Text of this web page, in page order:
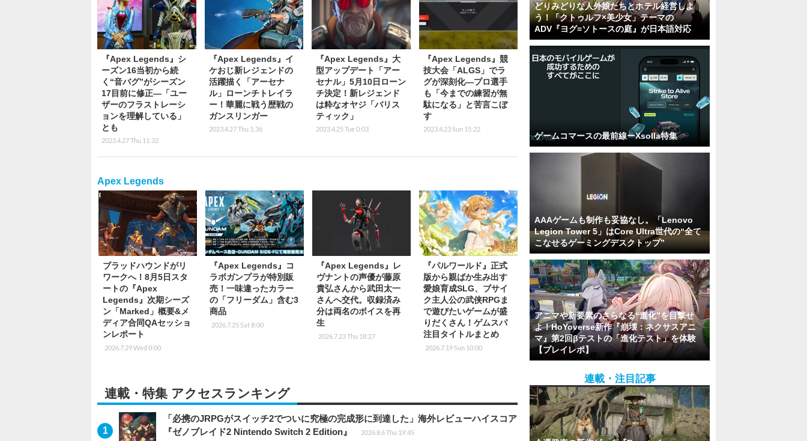
『Apex Legends』シ
ーズン16当初から続
く“音バグ”がシーズン
17目前に修正―「ユー
ザーのフラストレーシ
ョンを理解している」
とも
2023.4.27 Thu 11:32
『Apex Legends』イ
ケおじ新レジェンドの
活躍描く「アーセナ
ル」ローンチトレイラ
ー！華麗に戦う歴戦の
ガンスリンガー
2023.4.27 Thu 1:36
『Apex Legends』大
型アップデート「アー
セナル」5月10日ローン
チ決定！新レジェンド
は粋なオヤジ「バリス
ティック」
2023.4.25 Tue 0:03
『Apex Legends』競
技大会「ALGS」でラ
グが深刻化―プロ選手
も「今までの練習が無
駄になる」と苦言こぼ
す
2023.4.23 Sun 15:22
Apex Legends
ブラッドハウンドがリ
ワークへ！8月5日スタ
ートの『Apex
Legends』次期シーズ
ン「Marked」概要&メ
ディア合同QAセッショ
ンレポート
2026.7.29 Wed 0:00
『Apex Legends』コ
ラボガンプラが特別販
売！一味違ったカラー
の「フリーダム」含む3
商品
2026.7.25 Sat 8:00
『Apex Legends』レ
ヴナントの声優が藤原
貴弘さんから武田太一
さんへ交代。収録済み
分は両名のボイスを再
生
2026.7.23 Thu 18:27
『パルワールド』正式
版から親ばか生み出す
愛娘育成SLG、ブサイ
ク主人公の武侠RPGま
で遊びたいゲームが盛
りだくさん！ゲムスパ
注目タイトルまとめ
2026.7.19 Sun 10:00
連載・特集 アクセスランキング
「必携のJRPGがスイッチ2でついに究極の完成形に到達した」海外レビューハイスコア
『ゼノブレイド2 Nintendo Switch 2 Edition』
2026.8.6 Thu 19:45
どりみどりな人外娘たちとホテル経営しよ
う！「クトゥルフ×美少女」テーマの
ADV『ヨグ=ソトースの庭』が日本語対応
ゲームコマースの最前線ーXsolla特集
AAAゲームも制作も妥協なし。「Lenovo
Legion Tower 5」はCore Ultra世代の“全て
こなせるゲーミングデスクトップ”
アニマや新要素のさらなる“進化”を目撃せ
よ！HoYoverse新作『崩壊：ネクサスアニ
マ』第2回βテストの「進化テスト」を体験
【プレイレポ】
連載・注目記事